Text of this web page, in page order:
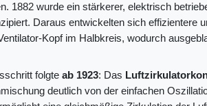
1882 wurde ein stärkerer, elektrisch
Daraus entwickelten sich effizientere
Kopf im Halbkreis, wodurch
folgte ab 1923: Das
deutlich von der einfachen